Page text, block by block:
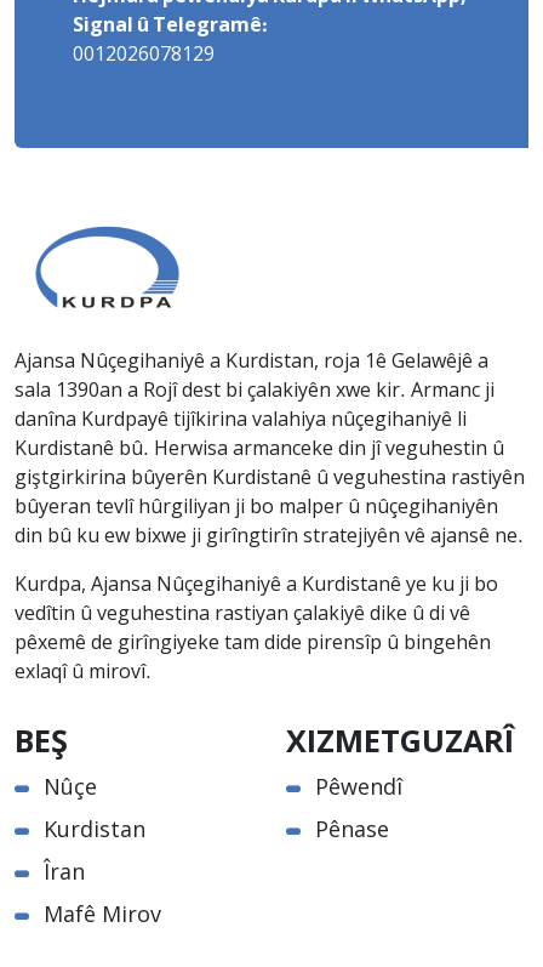
Signal û Telegramê:
0012026078129
Ajansa Nûçegihaniyê a Kurdistan, roja 1ê Gelawêjê a
sala 1390an a Rojî dest bi çalakiyên xwe kir. Armanc ji
danîna Kurdpayê tijîkirina valahiya nûçegihaniyê li
Kurdistanê bû. Herwisa armanceke din jî veguhestin û
giştgirkirina bûyerên Kurdistanê û veguhestina rastiyên
bûyeran tevlî hûrgiliyan ji bo malper û nûçegihaniyên
din bû ku ew bixwe ji girîngtirîn stratejiyên vê ajansê ne.
Kurdpa, Ajansa Nûçegihaniyê a Kurdistanê ye ku ji bo
vedîtin û veguhestina rastiyan çalakiyê dike û di vê
pêxemê de girîngiyeke tam dide pirensîp û bingehên
exlaqî û mirovî.
BEŞ
Nûçe
Kurdistan
Îran
Mafê Mirov
XIZMETGUZARÎ
Pêwendî
Pênase